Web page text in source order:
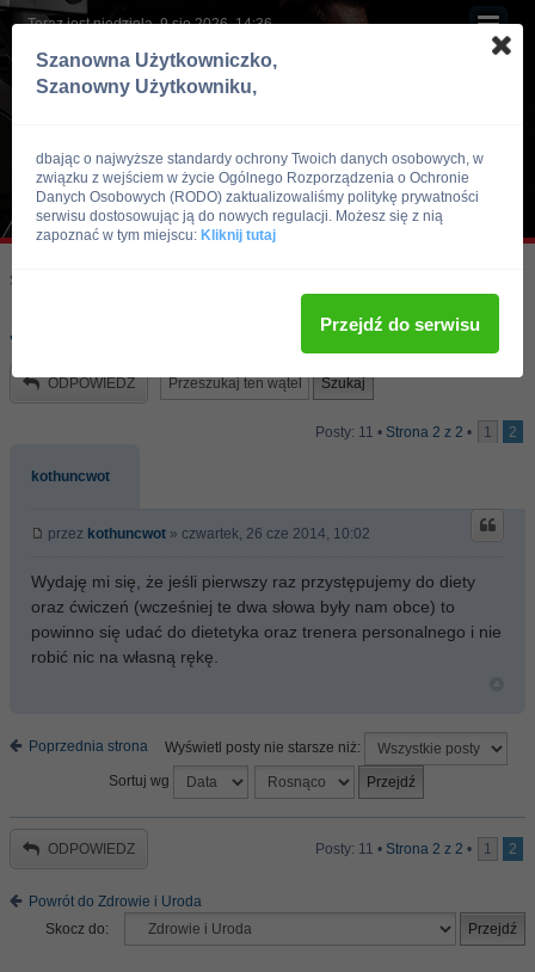
Teraz jest niedziela, 9 sie 2026, 14:36
Skocz do:
Jak dobrac diete do cwiczen?
ODPOWIEDZ
Posty: 11 • Strona 2 z 2 • 1 2
kothuncwot
przez kothuncwot » czwartek, 26 cze 2014, 10:02
Wydaję mi się, że jeśli pierwszy raz przystępujemy do diety
oraz ćwiczeń (wcześniej te dwa słowa były nam obce) to
powinno się udać do dietetyka oraz trenera personalnego i nie
robić nic na własną rękę.
Poprzednia strona
Wyświetl posty nie starsze niż:
Sortuj wg
ODPOWIEDZ Posty: 11 • Strona 2 z 2 • 1 2
Powrót do Zdrowie i Uroda
Skocz do:
Szanowna Użytkowniczko,
Szanowny Użytkowniku,
dbając o najwyższe standardy ochrony Twoich danych osobowych, w
związku z wejściem w życie Ogólnego Rozporządzenia o Ochronie
Danych Osobowych (RODO) zaktualizowaliśmy politykę prywatności
serwisu dostosowując ją do nowych regulacji. Możesz się z nią
zapoznać w tym miejscu: Kliknij tutaj
Przejdź do serwisu